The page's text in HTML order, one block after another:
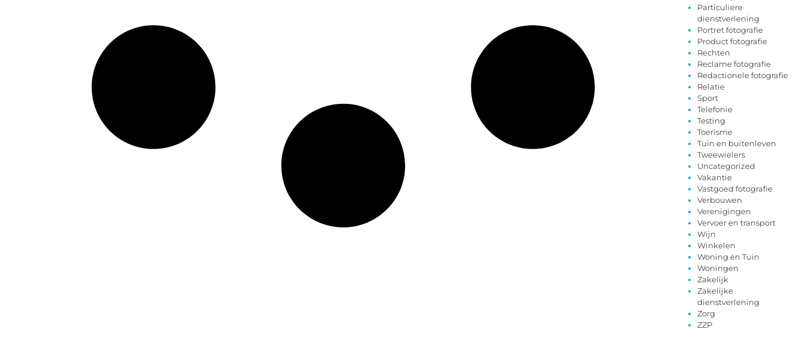
Particuliere
dienstverlening
Portret fotografie
Product fotografie
Rechten
Reclame fotografie
Redactionele fotografie
Relatie
Sport
Telefonie
Testing
Toerisme
Tuin en buitenleven
Tweewielers
Uncategorized
Vakantie
Vastgoed fotografie
Verbouwen
Verenigingen
Vervoer en transport
Wijn
Winkelen
Woning en Tuin
Woningen
Zakelijk
Zakelijke
dienstverlening
Zorg
ZZP